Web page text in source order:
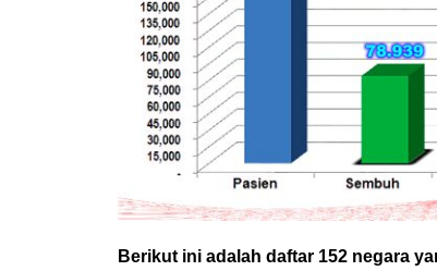
Berikut ini adalah daftar 152 negara